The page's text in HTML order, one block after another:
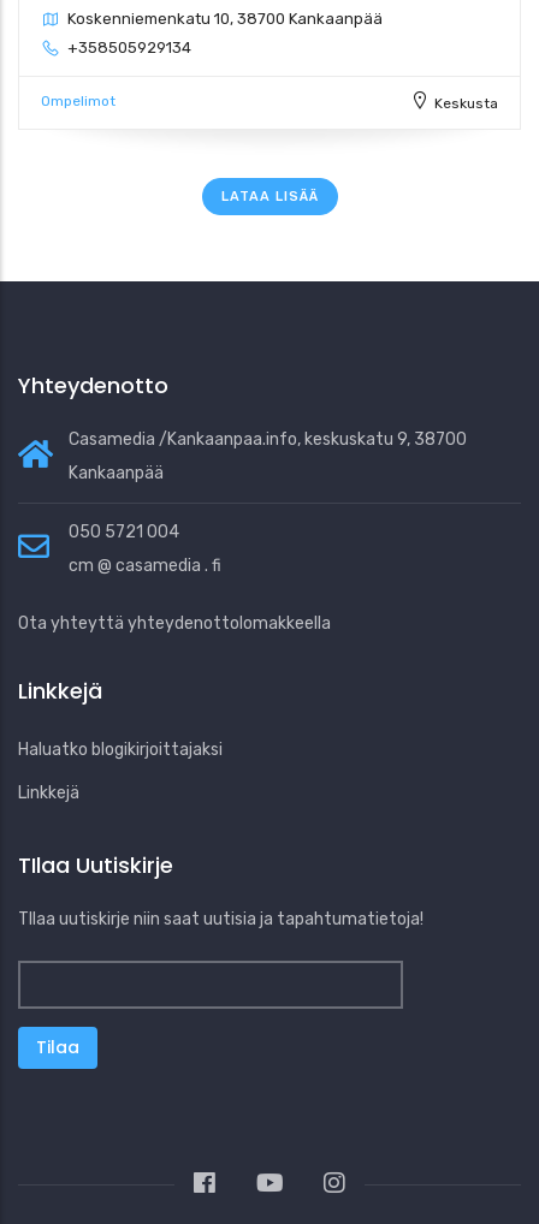
Koskenniemenkatu 10, 38700 Kankaanpää
+358505929134
Ompelimot Keskusta
LATAA LISÄÄ
Yhteydenotto
Casamedia /Kankaanpaa.info, keskuskatu 9, 38700
Kankaanpää
050 5721 004
cm @ casamedia . fi
Ota yhteyttä yhteydenottolomakkeella
Linkkejä
Haluatko blogikirjoittajaksi
Linkkejä
TIlaa Uutiskirje
TIlaa uutiskirje niin saat uutisia ja tapahtumatietoja!